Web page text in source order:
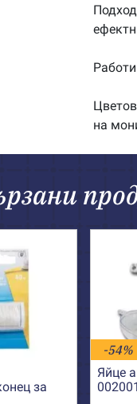
на
за
-54%
Яйце
002001